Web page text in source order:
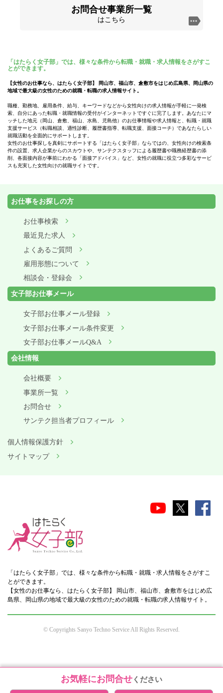
お気軽にお問合せ ください
お問合せ事業所一覧
はこちら
「はたらく女子部」では、様々な条件から転職・就職・求人情報をさがすこ
とができます。
【女性のお仕事なら、はたらく女子部】 岡山市、福山市、倉敷市をはじめ広島県、岡山県の
地域で最大級の女性のための就職・転職の求人情報サイト。
職種、勤務地、雇用条件、給与、キーワードなどから女性向けの求人情報が手軽に一発検
索、自分にあった転職・就職情報の受付がインターネットですぐに完了します。あなたにマ
ッチした地元（岡山、倉敷、福山、水島、児島他）のお仕事情報や求人情報と、転職・就職
支援サービス（転職相談、適性診断、履歴書指導、転職支援、面接コーチ）であなたらしい
就職活動を全面的にサポートします。
女性のお仕事探しを真剣にサポートする「はたらく女子部」ならではの、女性向けの検索条
件の設置、求人企業からのスカウトや、サンテクスタッフによる履歴書や職務経歴書の添
削、各面接内容が事前にわかる「面接アドバイス」など、女性の就職に役立つ多彩なサービ
スも充実した女性向けの就職サイトです。
お仕事をお探しの方
お仕事検索
最近見た求人
よくあるご質問
雇用形態について
相談会・登録会
女子部お仕事メール
女子部お仕事メール登録
女子部お仕事メール条件変更
女子部お仕事メールQ&A
会社情報
会社概要
事業所一覧
お問合せ
サンテク担当者プロフィール
個人情報保護方針
サイトマップ
「はたらく女子部」では、様々な条件から転職・就職・求人情報をさがすこ
とができます。
【女性のお仕事なら、はたらく女子部】 岡山市、福山市、倉敷市をはじめ広
島県、岡山県の地域で最大級の女性のための就職・転職の求人情報サイト。
© Copyrights Sanyo Techno Service All Rights Reserved.